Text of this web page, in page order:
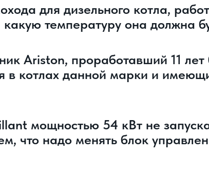
для дизельного котла,
какую температуру она должна
Ariston, проработавший 11
в котлах данной марки и
мощностью 54 кВт не
что надо менять блок